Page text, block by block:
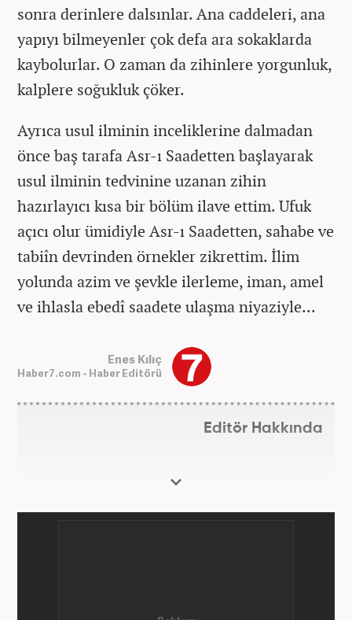
sonra derinlere dalsınlar. Ana caddeleri, ana
yapıyı bilmeyenler çok defa ara sokaklarda
kaybolurlar. O zaman da zihinlere yorgunluk,
kalplere soğukluk çöker.
Ayrıca usul ilminin inceliklerine dalmadan
önce baş tarafa Asr-ı Saadetten başlayarak
usul ilminin tedvinine uzanan zihin
hazırlayıcı kısa bir bölüm ilave ettim. Ufuk
açıcı olur ümidiyle Asr-ı Saadetten, sahabe ve
tabiîn devrinden örnekler zikrettim. İlim
yolunda azim ve şevkle ilerleme, iman, amel
ve ihlasla ebedî saadete ulaşma niyaziyle...
Enes Kılıç
Haber7.com - Haber Editörü
Editör Hakkında